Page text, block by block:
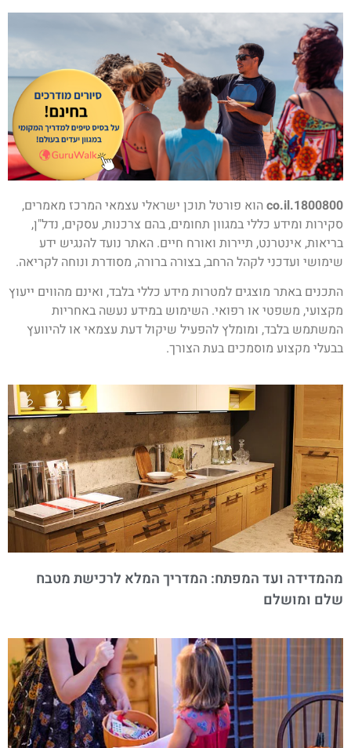
1800800.co.il
הוא פורטל תוכן ישראלי עצמאי המרכז מאמרים,
סקירות ומידע כללי במגוון תחומים, בהם צרכנות, עסקים, נדל"ן,
בריאות, אינטרנט, תיירות ואורח חיים. האתר נועד להנגיש ידע
שימושי ועדכני לקהל הרחב, בצורה ברורה, מסודרת ונוחה לקריאה.
התכנים באתר מוצגים למטרות מידע כללי בלבד, ואינם מהווים ייעוץ
מקצועי, משפטי או רפואי. השימוש במידע נעשה באחריות
המשתמש בלבד, ומומלץ להפעיל שיקול דעת עצמאי או להיוועץ
בבעלי מקצוע מוסמכים בעת הצורך.
מהמדידה ועד המפתח: המדריך המלא לרכישת מטבח
שלם ומושלם